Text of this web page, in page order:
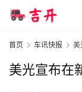
车
时
代
首页 车讯快报 美
美光宣布在